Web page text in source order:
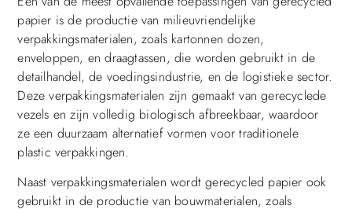
papier is de productie van milieuvriendelijke
verpakkingsmaterialen, zoals kartonnen dozen,
enveloppen, en draagtassen, die worden gebruikt in de
detailhandel, de voedingsindustrie, en de logistieke sector.
Deze verpakkingsmaterialen zijn gemaakt van gerecyclede
vezels en zijn volledig biologisch afbreekbaar, waardoor
ze een duurzaam alternatief vormen voor traditionele
plastic verpakkingen.
Naast verpakkingsmaterialen wordt gerecycled papier ook
gebruikt in de productie van bouwmaterialen, zoals